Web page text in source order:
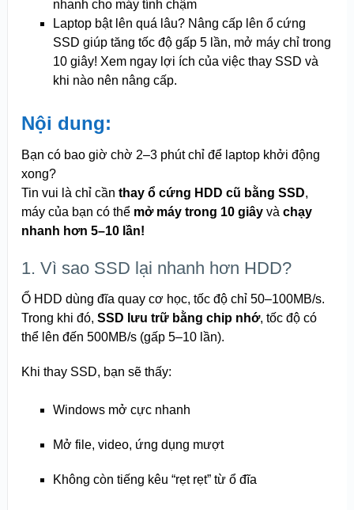
nhanh cho máy tính chậm
Laptop bật lên quá lâu? Nâng cấp lên ổ cứng
SSD giúp tăng tốc độ gấp 5 lần, mở máy chỉ trong
10 giây! Xem ngay lợi ích của việc thay SSD và
khi nào nên nâng cấp.
Nội dung:
Bạn có bao giờ chờ 2–3 phút chỉ để laptop khởi động
xong?
Tin vui là chỉ cần thay ổ cứng HDD cũ bằng SSD,
máy của bạn có thể mở máy trong 10 giâyvà chạy
nhanh hơn 5–10 lần!
1. Vì sao SSD lại nhanh hơn HDD?
Ổ HDD dùng đĩa quay cơ học, tốc độ chỉ 50–100MB/s.
Trong khi đó, SSD lưu trữ bằng chip nhớ, tốc độ có
thể lên đến 500MB/s (gấp 5–10 lần).
Khi thay SSD, bạn sẽ thấy:
Windows mở cực nhanh
Mở file, video, ứng dụng mượt
Không còn tiếng kêu “rẹt rẹt” từ ổ đĩa